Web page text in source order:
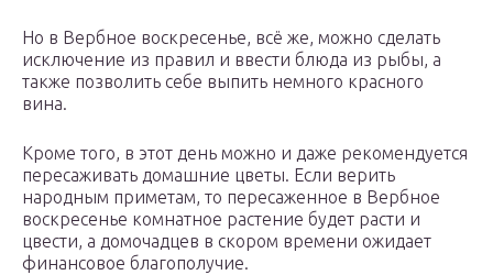
Но в Вербное воскресенье, всё же, можно сделать
исключение из правил и ввести блюда из рыбы, а
также позволить себе выпить немного красного
вина.
Кроме того, в этот день можно и даже рекомендуется
пересаживать домашние цветы. Если верить
народным приметам, то пересаженное в Вербное
воскресенье комнатное растение будет расти и
цвести, а домочадцев в скором времени ожидает
финансовое благополучие.